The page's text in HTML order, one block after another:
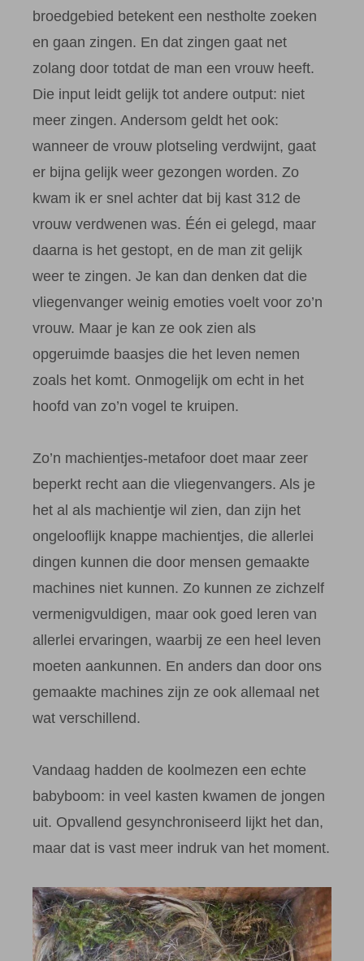
broedgebied betekent een nestholte zoeken
en gaan zingen. En dat zingen gaat net
zolang door totdat de man een vrouw heeft.
Die input leidt gelijk tot andere output: niet
meer zingen. Andersom geldt het ook:
wanneer de vrouw plotseling verdwijnt, gaat
er bijna gelijk weer gezongen worden. Zo
kwam ik er snel achter dat bij kast 312 de
vrouw verdwenen was. Één ei gelegd, maar
daarna is het gestopt, en de man zit gelijk
weer te zingen. Je kan dan denken dat die
vliegenvanger weinig emoties voelt voor zo’n
vrouw. Maar je kan ze ook zien als
opgeruimde baasjes die het leven nemen
zoals het komt. Onmogelijk om echt in het
hoofd van zo’n vogel te kruipen.
Zo’n machientjes-metafoor doet maar zeer
beperkt recht aan die vliegenvangers. Als je
het al als machientje wil zien, dan zijn het
ongelooflijk knappe machientjes, die allerlei
dingen kunnen die door mensen gemaakte
machines niet kunnen. Zo kunnen ze zichzelf
vermenigvuldigen, maar ook goed leren van
allerlei ervaringen, waarbij ze een heel leven
moeten aankunnen. En anders dan door ons
gemaakte machines zijn ze ook allemaal net
wat verschillend.
Vandaag hadden de koolmezen een echte
babyboom: in veel kasten kwamen de jongen
uit. Opvallend gesynchroniseerd lijkt het dan,
maar dat is vast meer indruk van het moment.